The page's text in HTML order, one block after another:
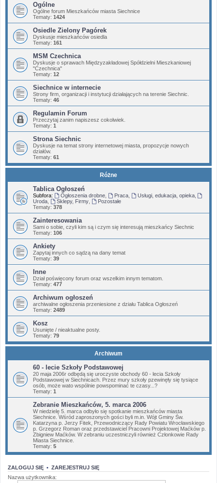
Ogólne
Ogólne forum Mieszkańców miasta Siechnice
Tematy: 1424
Osiedle Zielony Pagórek
Dyskusje mieszkańców osiedla
Tematy: 161
MSM Czechnica
Dyskusje o sprawach Międzyzakładowej Spółdzielni Mieszkaniowej
"Czechnica"
Tematy: 12
Siechnice w internecie
Strony firm, organizacji i instytucji działających na terenie Siechnic.
Tematy: 46
Regulamin Forum
Przeczytaj zanim napiszesz cokolwiek.
Tematy: 1
Strona Siechnic
Dyskusje na temat strony internetowej miasta, propozycje nowych
działów.
Tematy: 61
Różne
Tablica Ogłoszeń
Subfora: Ogłoszenia drobne, Praca, Usługi, edukacja, opieka,
Uroda
Sklepy, Firmy,
Pozostałe
Tematy: 378
Zainteresowania
Sami o sobie, czyli kim są i czym się interesują mieszkańcy Siechnic
Tematy: 106
Ankiety
Zapytaj innych co sądzą na dany temat
Tematy: 39
Inne
Dział poświęcony forum oraz wszelkim innym tematom.
Tematy: 477
Archiwum ogłoszeń
archiwalne ogłoszenia przeniesione z działu Tablica Ogłoszeń
Tematy: 2489
Kosz
Usunięte / nieaktualne posty.
Tematy: 79
Archiwum
60 - lecie Szkoły Podstawowej
20 maja 2006r odbędą się uroczyste obchody 60 - lecia Szkoły
Podstawowej w Siechnicach. Przez mury szkoły pzewinęły się tysiące
osób, może wato wspólnie powspominać te czasy...?
Tematy: 1
Zebranie Mieszkańców, 5. marca 2006
W niedzielę 5. marca odbyło się spotkanie mieszkańców miasta
Siechnice. Wśród zaproszonych gości byli m.in. Wójt Gminy Św.
Katarzyna p. Jerzy Fitek, Przewodniczący Rady Powiatu Wrocławskiego
p. Grzegorz Roman oraz przedstawiciel Pracowni Projektowej Maćków p.
Zbigniew Maćków. W zebraniu uczestniczyli również Członkowie Rady
Miasta Siechnice.
Tematy: 5
ZALOGUJ SIĘ • ZAREJESTRUJ SIĘ
Nazwa użytkownika: